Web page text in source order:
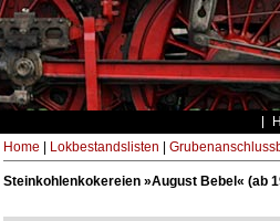
Home Lokbestandslisten
Steinkohlenkokereien »August Bebel« (ab